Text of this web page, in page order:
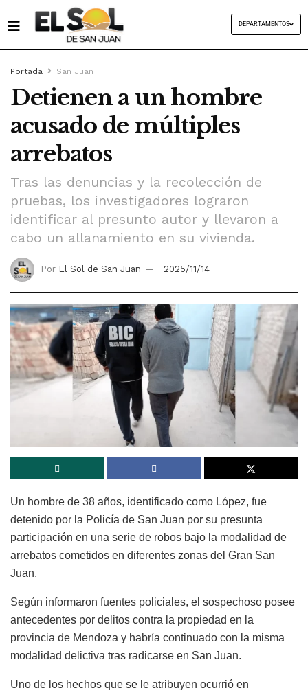
DEPARTAMENTOS
Portada San Juan
Detienen a un hombre
acusado de múltiples
arrebatos
Tras las denuncias y la recolección de
pruebas, los investigadores lograron
identificar al presunto autor y llevaron a
cabo un allanamiento en su vivienda.
Por El Sol de San Juan 2025/11/14
Un hombre de 38 años, identificado como López, fue
detenido por la Policía de San Juan por su presunta
participación en una serie de robos bajo la modalidad de
arrebatos cometidos en diferentes zonas del Gran San
Juan.
Según informaron fuentes policiales, el sospechoso posee
antecedentes por delitos contra la propiedad en la
provincia de Mendoza y habría continuado con la misma
modalidad delictiva tras radicarse en San Juan.
Uno de los hechos que se le atribuyen ocurrió en